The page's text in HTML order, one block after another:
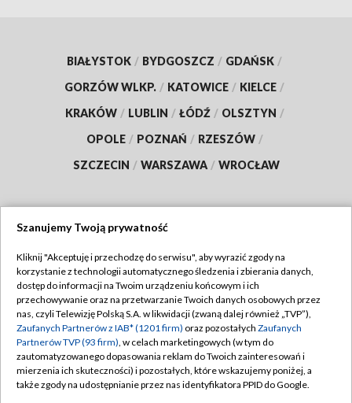
BIAŁYSTOK / BYDGOSZCZ / GDAŃSK /
GORZÓW WLKP. / KATOWICE / KIELCE /
KRAKÓW / LUBLIN / ŁÓDŹ / OLSZTYN /
OPOLE / POZNAŃ / RZESZÓW /
SZCZECIN / WARSZAWA / WROCŁAW
TVP
Abonament TVP
Emisja w TVP
Centrum informacji TVP
Naziemna Telewizja Cyfrowa
Regulamin TVP
Polityka prywatności
Moje zgody
Pomoc
Szanujemy Twoją prywatność
Kliknij "Akceptuję i przechodzę do serwisu", aby wyrazić zgody na
korzystanie z technologii automatycznego śledzenia i zbierania danych,
dostęp do informacji na Twoim urządzeniu końcowym i ich
przechowywanie oraz na przetwarzanie Twoich danych osobowych przez
nas, czyli Telewizję Polską S.A. w likwidacji (zwaną dalej również „TVP”),
Zaufanych Partnerów z IAB* (1201 firm) oraz pozostałych Zaufanych
Partnerów TVP (93 firm), w celach marketingowych (w tym do
zautomatyzowanego dopasowania reklam do Twoich zainteresowań i
mierzenia ich skuteczności) i pozostałych, które wskazujemy poniżej, a
także zgody na udostępnianie przez nas identyfikatora PPID do Google.